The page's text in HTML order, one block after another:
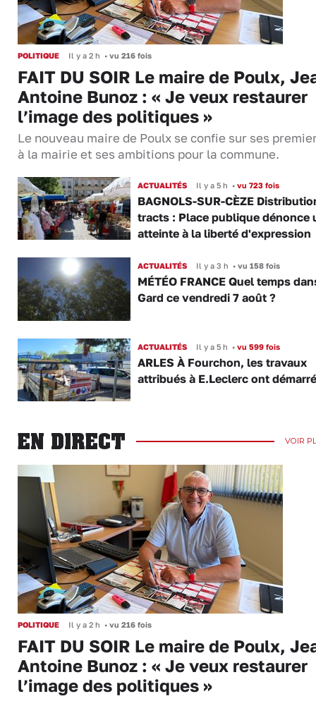
POLITIQUE Il y a 2 h • vu 216 fois
FAIT DU SOIR Le maire de Poulx,
Antoine Bunoz : « Je veux restaurer
l’image des politiques »
Le nouveau maire de Poulx se confie sur ses
à la mairie et ses ambitions pour la commune.
ACTUALITÉS Il y a 5 h •vu 723 fois
BAGNOLS-SUR-CÈZE
tracts : Place publique dénonce
atteinte à la liberté d'expression
ACTUALITÉS Il y a 3 h •vu 158 fois
MÉTÉO FRANCE Quel temps
Gard ce vendredi 7 août ?
ACTUALITÉS Il y a 5 h •vu 599 fois
ARLES À Fourchon, les travaux
attribués à E.Leclerc ont démarré
EN DIRECT VOIR
POLITIQUE Il y a 2 h • vu 216 fois
FAIT DU SOIR Le maire de Poulx,
Antoine Bunoz : « Je veux restaurer
l’image des politiques »